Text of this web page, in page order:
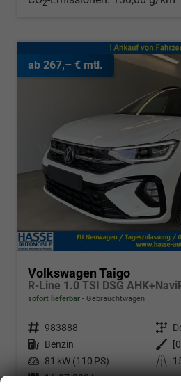
2
ab 267,– € mtl.
Volkswagen Taigo
sofort lieferbar Gebrauchtwagen
Fahrzeugnr. 983888 Getriebe
Kraftstoff Benzin Außenfarbe
Leistung 81 kW (110 PS) Kilometerstand
16.07.2024